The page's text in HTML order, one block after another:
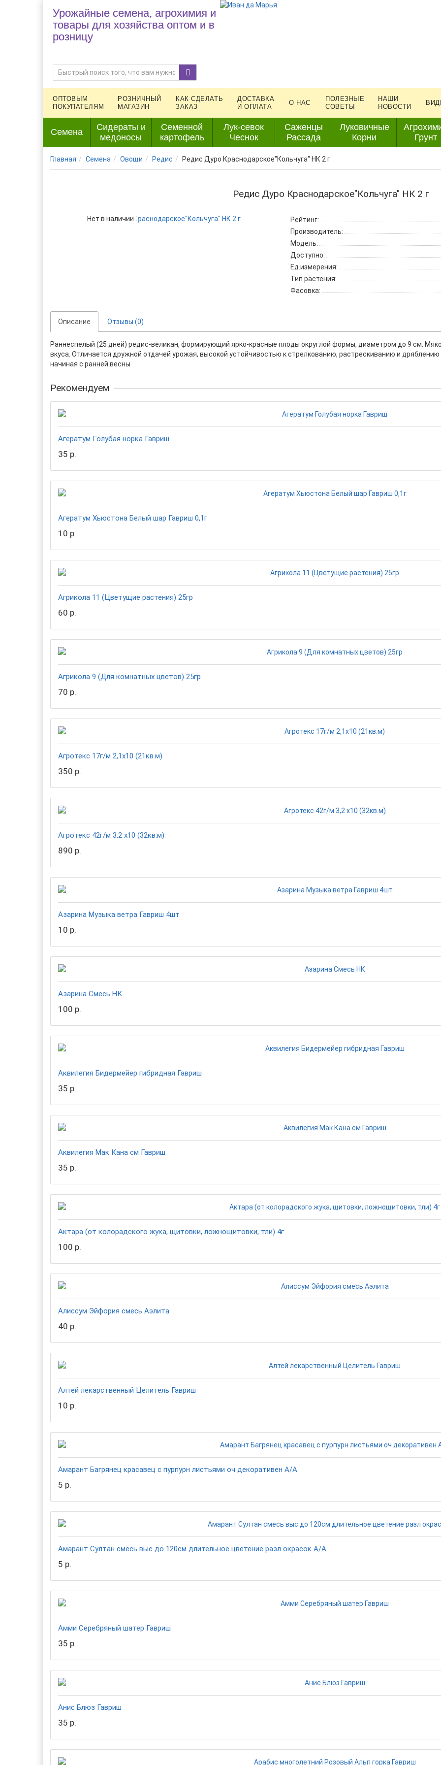
Урожайные семена, агрохимия и
товары для хозяйства оптом и в
розницу
ОПТОВЫМ
ПОКУПАТЕЛЯМ
РОЗНИЧНЫЙ
МАГАЗИН
КАК СДЕЛАТЬ
ЗАКАЗ
ДОСТАВКА
И ОПЛАТА
О НАС
ПОЛЕЗНЫЕ
СОВЕТЫ
НАШИ
НОВОСТИ
Семена
Сидераты и
медоносы
Семенной
картофель
Лук-севок
Чеснок
Саженцы
Рассада
Луковичные
Корни
Грунт
Главная Семена Овощи Редис Редис Дуро Краснодарское"Кольчуга" НК 2 г
Редис Дуро Краснодарское"Кольчуга" НК 2 г
Нет в наличии Рейтинг:
Производитель:
Модель:
Доступно:
Ед.измерения:
Тип растения:
Фасовка:
Описание Отзывы (0)
Раннеспелый (25 дней) редис-великан, формирующий ярко-красные плоды округлой формы, диаметром до 9 см.
вкуса. Отличается дружной отдачей урожая, высокой устойчивостью к стрелкованию, растрескиванию и
начиная с ранней весны.
Рекомендуем
Агератум Голубая норка Гавриш
35 р.
Агератум Хьюстона Белый шар Гавриш 0,1г
10 р.
Агрикола 11 (Цветущие растения) 25гр
60 р.
Агрикола 9 (Для комнатных цветов) 25гр
70 р.
Агротекс 17г/м 2,1х10 (21кв.м)
350 р.
Агротекс 42г/м 3,2 х10 (32кв.м)
890 р.
Азарина Музыка ветра Гавриш 4шт
10 р.
Азарина Смесь НК
100 р.
Аквилегия Бидермейер гибридная Гавриш
35 р.
Аквилегия Мак Кана см Гавриш
35 р.
Актара (от колорадского жука, щитовки, ложнощитовки, тли) 4г
100 р.
Алиссум Эйфория смесь Аэлита
40 р.
Алтей лекарственный Целитель Гавриш
10 р.
Амарант Багрянец красавец с пурпурн листьями оч декоративен А/А
5 р.
Амарант Султан смесь выс до 120см длительное цветение разл окрасок А/А
5 р.
Амми Серебряный шатер Гавриш
35 р.
Анис Блюз Гавриш
35 р.